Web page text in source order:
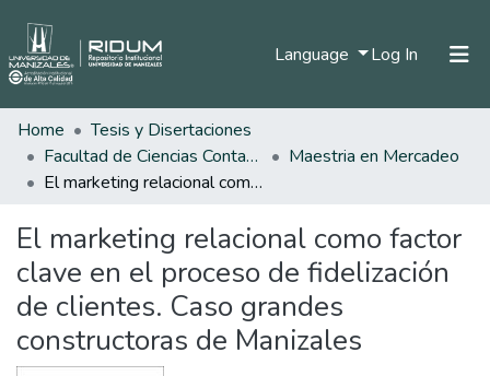
Language Log In (current)
Statistics
Home
Tesis y Disertaciones
Facultad de Ciencias Contables Económicas y Administrativas
Maestria en Mercadeo
El marketing relacional como factor clave en el proceso de fidelización de clientes. Caso grandes constructoras de Manizales
El marketing relacional como factor
clave en el proceso de fidelización
de clientes. Caso grandes
constructoras de Manizales